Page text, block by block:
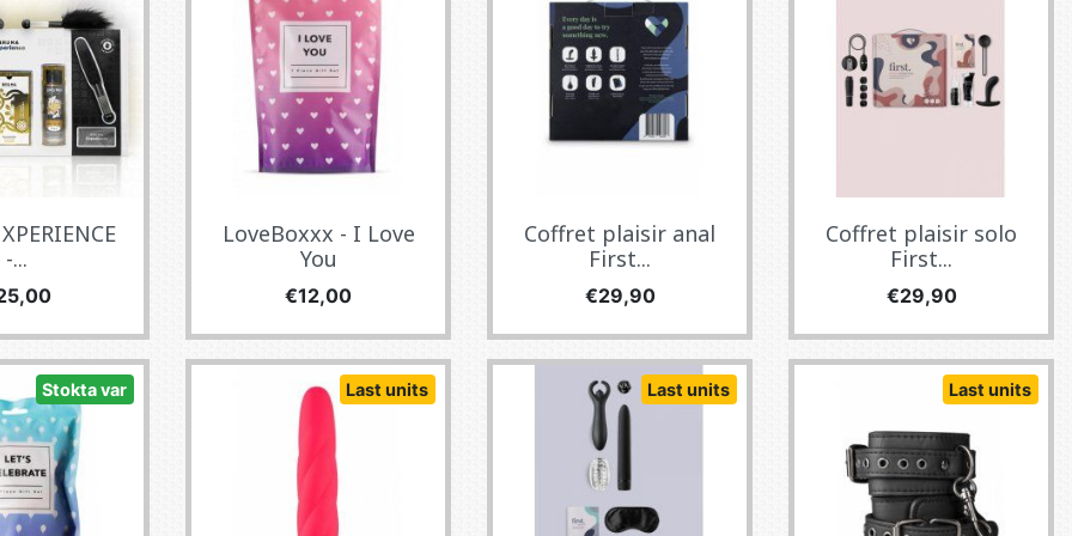
-...
LoveBoxxx - I Love
You
Fiyat
€12,00
Coffret plaisir anal
First...
Fiyat
€29,90
Coffret plaisir solo
First...
Fiyat
€29,90
Stokta var Last units Last units Last units